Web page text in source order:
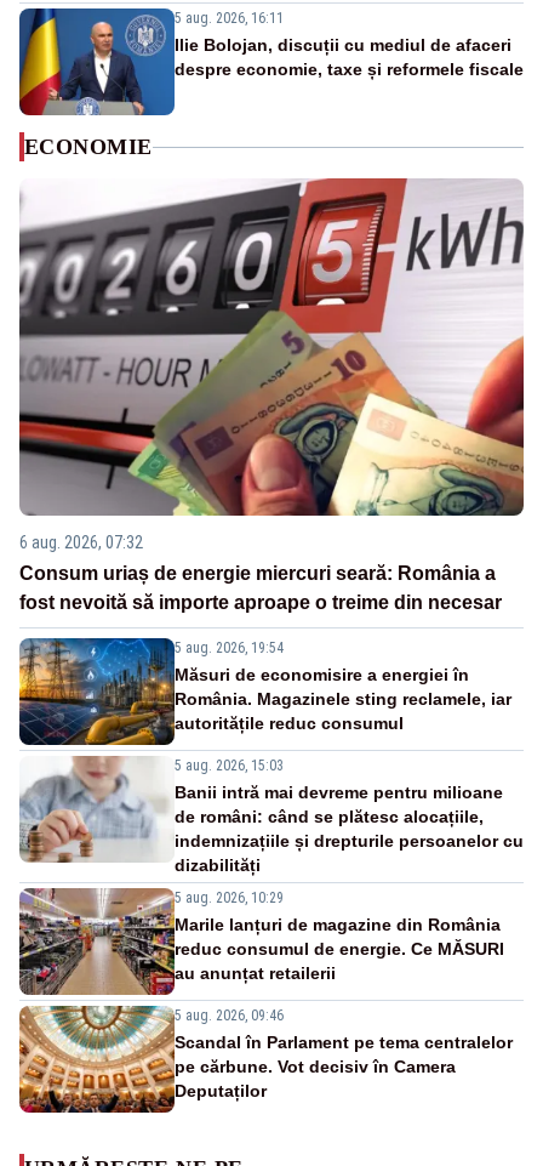
5 aug. 2026, 16:11
Ilie Bolojan, discuții cu mediul de afaceri
despre economie, taxe și reformele fiscale
ECONOMIE
6 aug. 2026, 07:32
Consum uriaș de energie miercuri seară: România a
fost nevoită să importe aproape o treime din necesar
5 aug. 2026, 19:54
Măsuri de economisire a energiei în
România. Magazinele sting reclamele, iar
autoritățile reduc consumul
5 aug. 2026, 15:03
Banii intră mai devreme pentru milioane
de români: când se plătesc alocațiile,
indemnizațiile și drepturile persoanelor cu
dizabilități
5 aug. 2026, 10:29
Marile lanțuri de magazine din România
reduc consumul de energie. Ce MĂSURI
au anunțat retailerii
5 aug. 2026, 09:46
Scandal în Parlament pe tema centralelor
pe cărbune. Vot decisiv în Camera
Deputaților